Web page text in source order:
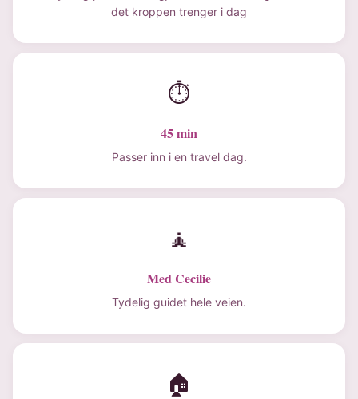
det kroppen trenger i dag
⏱
45 min
Passer inn i en travel dag.
🧘
Med Cecilie
Tydelig guidet hele veien.
🏠